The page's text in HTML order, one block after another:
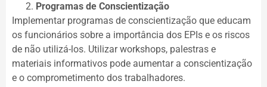
Programas de Conscientização
Implementar programas de conscientização que educam
os funcionários sobre a importância dos EPIs e os riscos
de não utilizá-los. Utilizar workshops, palestras e
materiais informativos pode aumentar a conscientização
e o comprometimento dos trabalhadores.